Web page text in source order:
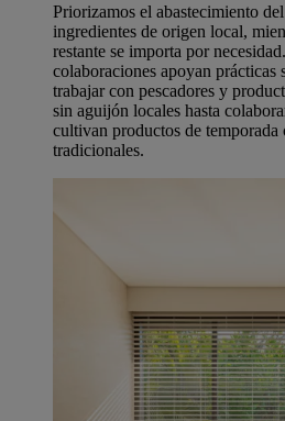
Priorizamos el abastecimiento
ingredientes de origen local,
restante se importa por
colaboraciones apoyan prácticas
trabajar con pescadores y
sin aguijón locales hasta
cultivan productos de temporada
tradicionales.